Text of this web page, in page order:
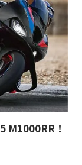
M1000RR！